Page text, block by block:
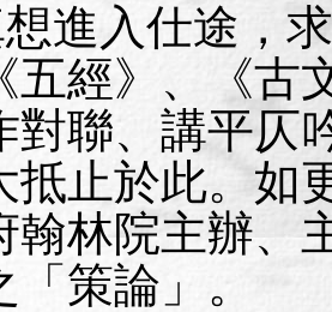
進入仕途，
五經》、《古
對聯、講平仄
抵止於此。如
翰林院主辦、
策論」。